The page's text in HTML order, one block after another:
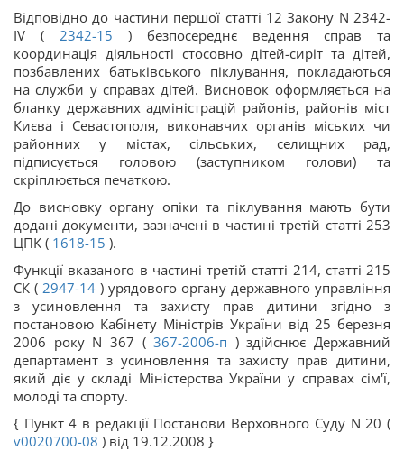
Відповідно до частини першої статті 12 Закону N 2342-
IV ( 2342-15 ) безпосереднє ведення справ та
координація діяльності стосовно дітей-сиріт та дітей,
позбавлених батьківського піклування, покладаються
на служби у справах дітей. Висновок оформляється на
бланку державних адміністрацій районів, районів міст
Києва і Севастополя, виконавчих органів міських чи
районних у містах, сільських, селищних рад,
підписується головою (заступником голови) та
скріплюється печаткою.
До висновку органу опіки та піклування мають бути
додані документи, зазначені в частині третій статті 253
ЦПК ( 1618-15 ).
Функції вказаного в частині третій статті 214, статті 215
СК ( 2947-14 ) урядового органу державного управління
з усиновлення та захисту прав дитини згідно з
постановою Кабінету Міністрів України від 25 березня
2006 року N 367 (367-2006-п ) здійснює Державний
департамент з усиновлення та захисту прав дитини,
який діє у складі Міністерства України у справах сім'ї,
молоді та спорту.
{ Пункт 4 в редакції Постанови Верховного Суду N 20 (
v0020700-08 ) від 19.12.2008 }